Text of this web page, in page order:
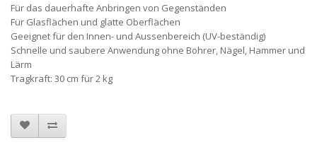
Für das dauerhafte Anbringen von Gegenständen
Für Glasflächen und glatte Oberflächen
Geeignet für den Innen- und Aussenbereich (UV-beständig)
Schnelle und saubere Anwendung ohne Bohrer, Nägel, Hammer und
Lärm
Tragkraft: 30 cm für 2 kg